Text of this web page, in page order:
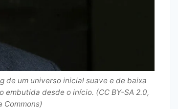
de um universo inicial suave e de baixa
embutida desde o início. (CC BY-SA 2.0,
Commons)